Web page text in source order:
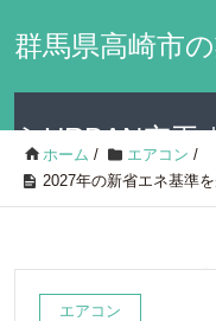
群馬県高崎市
らURBAN空工
ホーム / エアコン /
2027年の新省エネ基準
エアコン